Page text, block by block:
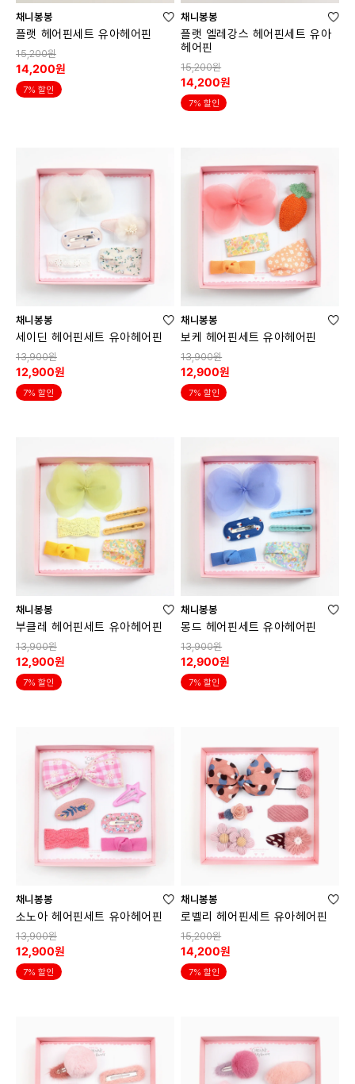
채니봉봉
플랫 헤어핀세트 유아헤어핀
15,200원
14,200원
7% 할인
채니봉봉
플랫 엘레강스 헤어핀세트 유아
헤어핀
15,200원
14,200원
7% 할인
채니봉봉
세이딘 헤어핀세트 유아헤어핀
13,900원
12,900원
7% 할인
채니봉봉
보케 헤어핀세트 유아헤어핀
13,900원
12,900원
7% 할인
채니봉봉
부클레 헤어핀세트 유아헤어핀
13,900원
12,900원
7% 할인
채니봉봉
몽드 헤어핀세트 유아헤어핀
13,900원
12,900원
7% 할인
채니봉봉
소노아 헤어핀세트 유아헤어핀
13,900원
12,900원
7% 할인
채니봉봉
로벨리 헤어핀세트 유아헤어핀
15,200원
14,200원
7% 할인